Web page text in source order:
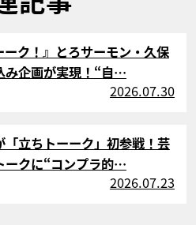
ーク！』とろサーモン・久保
み企画が実現！“自…
2026.07.30
「立ちトーーク」初参戦！芸
ークに“コンプラ的…
2026.07.23